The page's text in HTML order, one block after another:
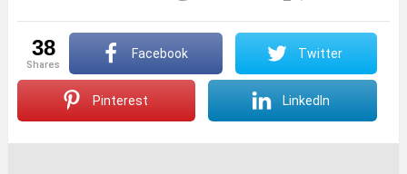
38
shares
Facebook Twitter
Pinterest LinkedIn